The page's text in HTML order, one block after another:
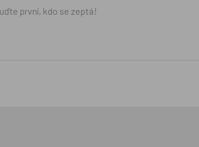
první, kdo se zeptá!